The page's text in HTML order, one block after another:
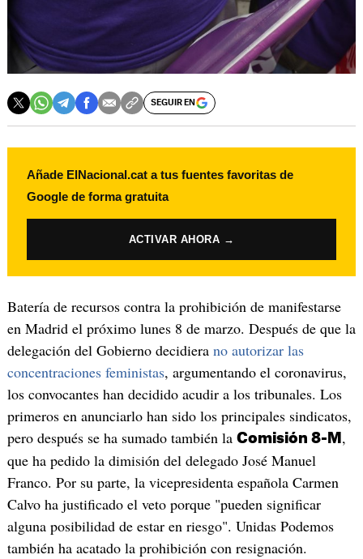
SEGUIR EN
Añade ElNacional.cat a tus fuentes favoritas de
Google de forma gratuita
ACTIVAR AHORA →
Batería de recursos contra la prohibición de manifestarse
en Madrid el próximo lunes 8 de marzo. Después de que la
delegación del Gobierno decidiera no autorizar las
concentraciones feministas, argumentando el coronavirus,
los convocantes han decidido acudir a los tribunales. Los
primeros en anunciarlo han sido los principales sindicatos,
pero después se ha sumado también la Comisión 8-M ,
que ha pedido la dimisión del delegado José Manuel
Franco. Por su parte, la vicepresidenta española Carmen
Calvo ha justificado el veto porque "pueden significar
alguna posibilidad de estar en riesgo". Unidas Podemos
también ha acatado la prohibición con resignación.